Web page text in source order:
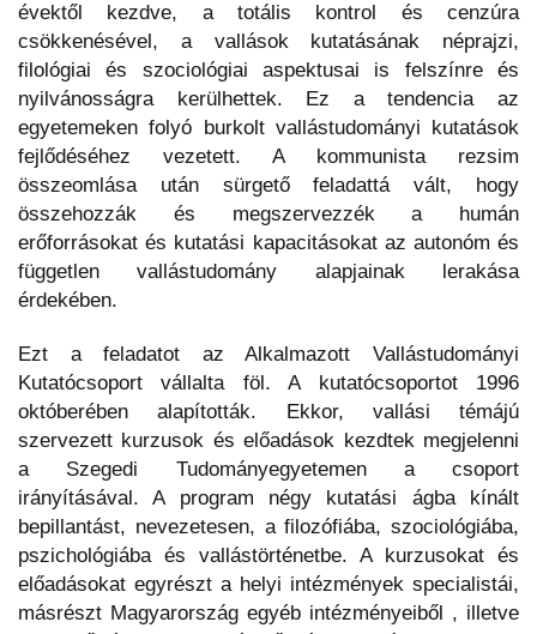
évektől kezdve, a totális kontrol és cenzúra
csökkenésével, a vallások kutatásának néprajzi,
filológiai és szociológiai aspektusai is felszínre és
nyilvánosságra kerülhettek. Ez a tendencia az
egyetemeken folyó burkolt vallástudományi kutatások
fejlődéséhez vezetett. A kommunista rezsim
összeomlása után sürgető feladattá vált, hogy
összehozzák és megszervezzék a humán
erőforrásokat és kutatási kapacitásokat az autonóm és
független vallástudomány alapjainak lerakása
érdekében.
Ezt a feladatot az Alkalmazott Vallástudományi
Kutatócsoport vállalta föl. A kutatócsoportot 1996
októberében alapították. Ekkor, vallási témájú
szervezett kurzusok és előadások kezdtek megjelenni
a Szegedi Tudományegyetemen a csoport
irányításával. A program négy kutatási ágba kínált
bepillantást, nevezetesen, a filozófiába, szociológiába,
pszichológiába és vallástörténetbe. A kurzusokat és
előadásokat egyrészt a helyi intézmények specialistái,
másrészt Magyarország egyéb intézményeiből , illetve